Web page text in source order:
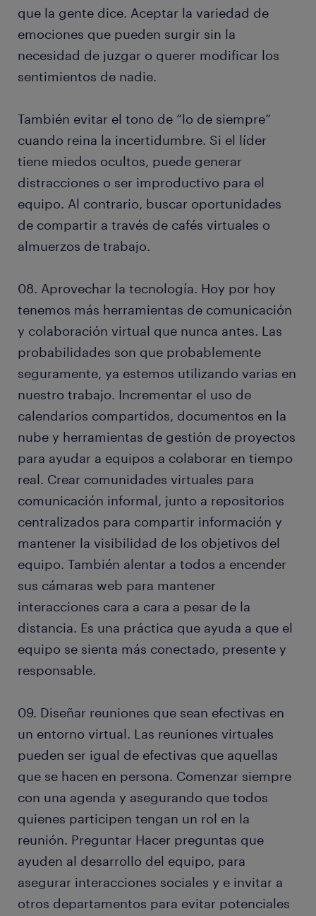
que la gente dice. Aceptar la variedad de
emociones que pueden surgir sin la
necesidad de juzgar o querer modificar los
sentimientos de nadie.
También evitar el tono de “lo de siempre”
cuando reina la incertidumbre. Si el líder
tiene miedos ocultos, puede generar
distracciones o ser improductivo para el
equipo. Al contrario, buscar oportunidades
de compartir a través de cafés virtuales o
almuerzos de trabajo.
08. Aprovechar la tecnología. Hoy por hoy
tenemos más herramientas de comunicación
y colaboración virtual que nunca antes. Las
probabilidades son que probablemente
seguramente, ya estemos utilizando varias en
nuestro trabajo. Incrementar el uso de
calendarios compartidos, documentos en la
nube y herramientas de gestión de proyectos
para ayudar a equipos a colaborar en tiempo
real. Crear comunidades virtuales para
comunicación informal, junto a repositorios
centralizados para compartir información y
mantener la visibilidad de los objetivos del
equipo. También alentar a todos a encender
sus cámaras web para mantener
interacciones cara a cara a pesar de la
distancia. Es una práctica que ayuda a que el
equipo se sienta más conectado, presente y
responsable.
09. Diseñar reuniones que sean efectivas en
un entorno virtual. Las reuniones virtuales
pueden ser igual de efectivas que aquellas
que se hacen en persona. Comenzar siempre
con una agenda y asegurando que todos
quienes participen tengan un rol en la
reunión. Preguntar Hacer preguntas que
ayuden al desarrollo del equipo, para
asegurar interacciones sociales y e invitar a
otros departamentos para evitar potenciales